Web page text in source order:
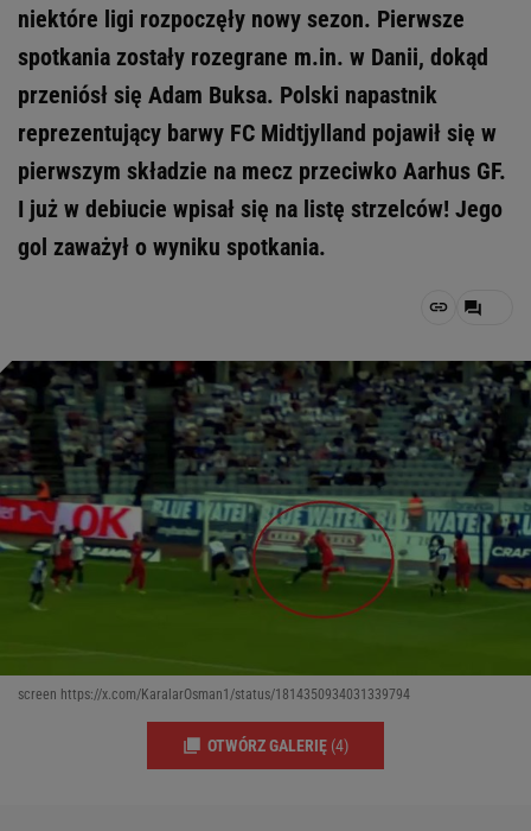
niektóre ligi rozpoczęły nowy sezon. Pierwsze
spotkania zostały rozegrane m.in. w Danii, dokąd
przeniósł się Adam Buksa. Polski napastnik
reprezentujący barwy FC Midtjylland pojawił się w
pierwszym składzie na mecz przeciwko Aarhus GF.
I już w debiucie wpisał się na listę strzelców! Jego
gol zaważył o wyniku spotkania.
screen https://x.com/KaralarOsman1/status/1814350934031339794
OTWÓRZ GALERIĘ (4)